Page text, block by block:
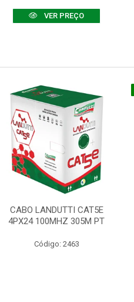
VER PREÇO
CABO LANDUTTI CAT5E
4PX24 100MHZ 305M PT
Código: 2463